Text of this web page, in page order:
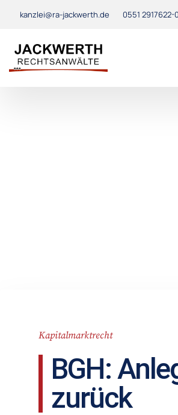
kanzlei@ra-jackwerth.de 0551 2917622-0
Kapitalmarktrecht
BGH:
zurück